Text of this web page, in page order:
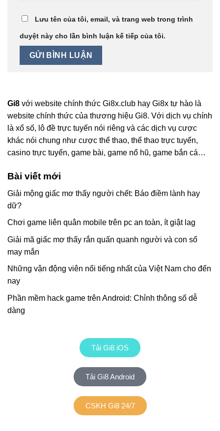
Lưu tên của tôi, email, và trang web trong trình
duyệt này cho lần bình luận kế tiếp của tôi.
Gi8 với website chính thức Gi8x.club hay Gi8x tự hào là
website chính thức của thương hiệu Gi8. Với dịch vụ chính
là xổ số, lô đề trực tuyến nói riêng và các dịch vụ cược
khác nói chung như cược thể thao, thể thao trực tuyến,
casino trực tuyến, game bài, game nổ hũ, game bắn cá…
Bài viết mới
Giải mộng giấc mơ thấy người chết: Báo điềm lành hay
dữ?
Chơi game liên quân mobile trên pc an toàn, ít giật lag
Giải mã giấc mơ thấy rắn quấn quanh người và con số
may mắn
Những vận động viên nổi tiếng nhất của Việt Nam cho đến
nay
Phần mềm hack game trên Android: Chỉnh thông số dễ
dàng
Tải Gi8 iOS
Tải Gi8 Android
CSKH Gi8 24/7